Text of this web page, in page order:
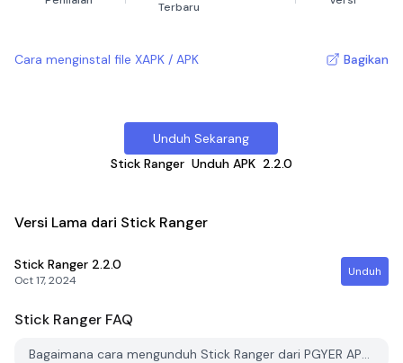
Terbaru
Cara menginstal file XAPK / APK Bagikan
Unduh Sekarang
Stick Ranger Unduh APK 2.2.0
Versi Lama dari Stick Ranger
Stick Ranger 2.2.0
Oct 17, 2024
Unduh
Stick Ranger FAQ
Bagaimana cara mengunduh Stick Ranger dari PGYER APK HUB?